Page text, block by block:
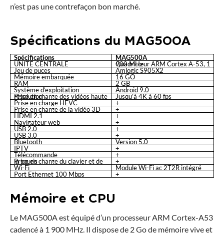
n’est pas une contrefaçon bon marché.
Spécifications du MAG500A
Spécifications
MAG500A
UNITÉ CENTRALE
Quadricœur ARM Cortex A-53, 1 900 MHz
Jeu de puces
Amlogic S905X2
Mémoire embarquée
16 GO
RAM
2 GB
Système d’exploitation
Android 9.0
Prise en charge des vidéos haute résolution
Jusqu’à 4K à 60 fps
Prise en charge HEVC
+
Prise en charge de la vidéo 3D
+
HDMI 2.1
+
Navigateur web
+
USB 2.0
+
USB 3.0
+
Bluetooth
Version 5.0
IPTV
+
Télécommande
+
Prise en charge du clavier et de la souris
+
Wi-Fi
Module Wi-Fi ac 2T2R intégré
Port Ethernet 100 Mbps
+
Mémoire et CPU
Le MAG500A est équipé d’un processeur ARM Cortex-A53
cadencé à 1 900 MHz. Il dispose de 2 Go de mémoire vive et